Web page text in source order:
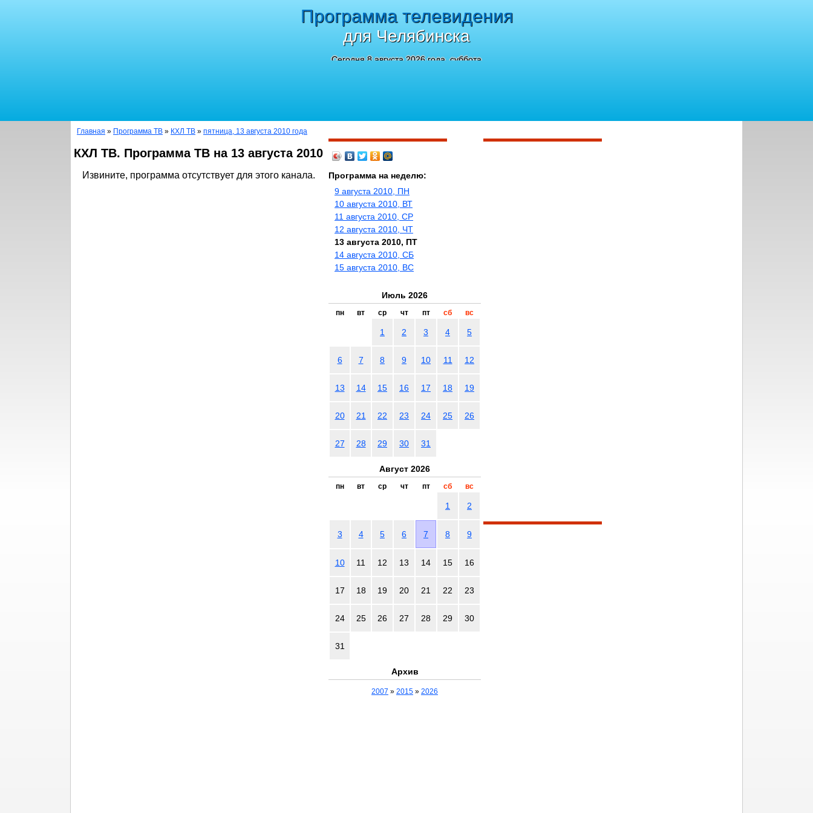
Программа телевидения
для Челябинска
Сегодня 8 августа 2026 года, суббота
Главная » Программа ТВ » КХЛ ТВ » пятница, 13 августа 2010 года
КХЛ ТВ. Программа ТВ на 13 августа 2010
Извините, программа отсутствует для этого канала.
Программа на неделю:
9 августа 2010, ПН
10 августа 2010, ВТ
11 августа 2010, СР
12 августа 2010, ЧТ
13 августа 2010, ПТ
14 августа 2010, СБ
15 августа 2010, ВС
Июль 2026
пн вт ср чт пт сб вс
1 2 3 4 5
6 7 8 9 10 11 12
13 14 15 16 17 18 19
20 21 22 23 24 25 26
27 28 29 30 31
Август 2026
пн вт ср чт пт сб вс
1 2
3 4 5 6 7 8 9
10 11 12 13 14 15 16
17 18 19 20 21 22 23
24 25 26 27 28 29 30
31
Архив
2007 » 2015 » 2026